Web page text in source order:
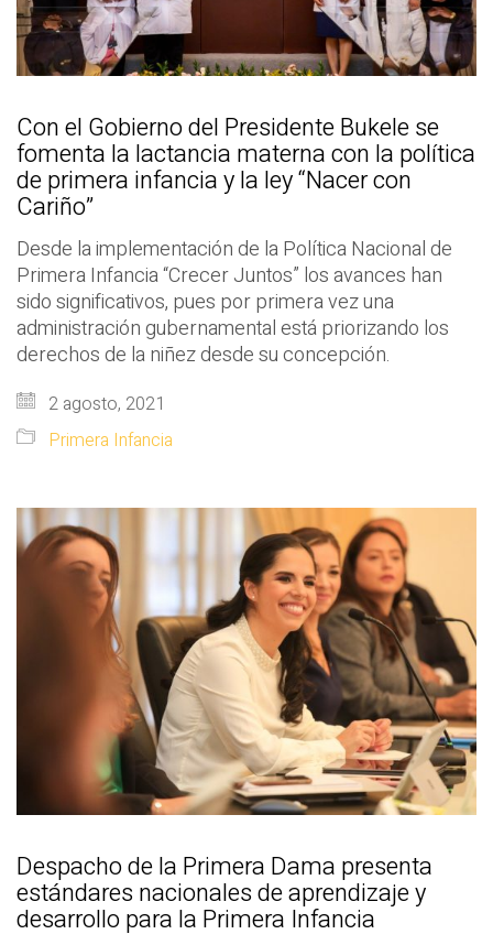
Con el Gobierno del Presidente Bukele se
fomenta la lactancia materna con la política
de primera infancia y la ley “Nacer con
Cariño”
Desde la implementación de la Política Nacional de
Primera Infancia “Crecer Juntos” los avances han
sido significativos, pues por primera vez una
administración gubernamental está priorizando los
derechos de la niñez desde su concepción.
2 agosto, 2021
Primera Infancia
Despacho de la Primera Dama presenta
estándares nacionales de aprendizaje y
desarrollo para la Primera Infancia